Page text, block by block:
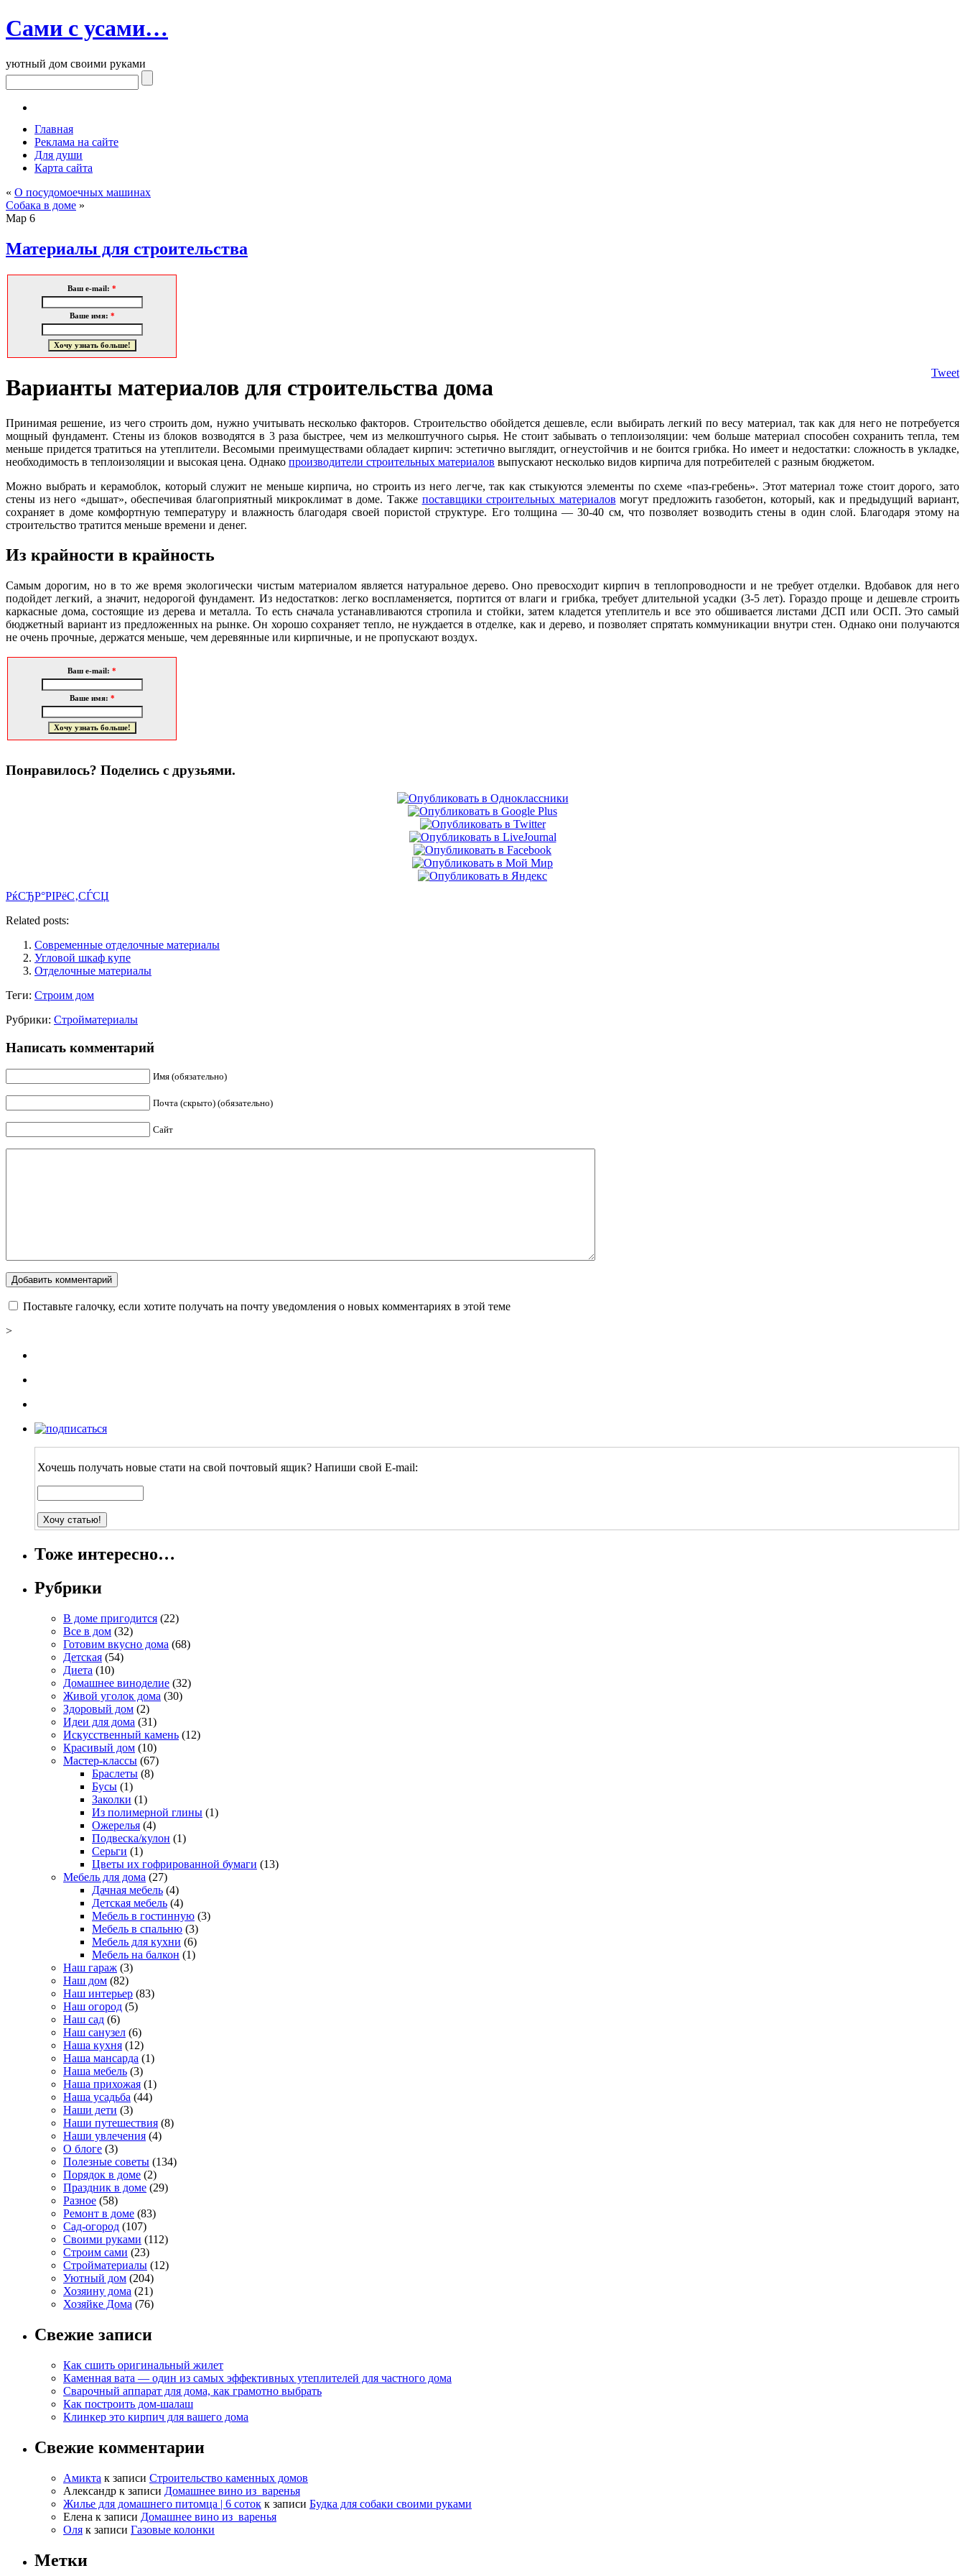
Сами с усами…
уютный дом своими руками
Главная
Реклама на сайте
Для души
Карта сайта
« О посудомоечных машинах
Собака в доме »
Мар 6
Материалы для строительства
Ваш e-mail: *
Ваше имя: *
Tweet
Варианты материалов для строительства дома
Принимая решение, из чего строить дом, нужно учитывать несколько факторов. Строительство обойдется дешевле, если выбирать легкий по весу материал, так как для него не потребуется
мощный фундамент. Стены из блоков возводятся в 3 раза быстрее, чем из мелкоштучного сырья. Не стоит забывать о теплоизоляции: чем больше материал способен сохранить тепла, тем
меньше придется тратиться на утеплители. Весомыми преимуществами обладает кирпич: эстетично выглядит, огнеустойчив и не боится грибка. Но имеет и недостатки: сложность в укладке,
необходимость в теплоизоляции и высокая цена. Однако производители строительных материалов выпускают несколько видов кирпича для потребителей с разным бюджетом.
Можно выбрать и керамоблок, который служит не меньше кирпича, но строить из него легче, так как стыкуются элементы по схеме «паз-гребень». Этот материал тоже стоит дорого, зато
стены из него «дышат», обеспечивая благоприятный микроклимат в доме. Также поставщики строительных материалов могут предложить газобетон, который, как и предыдущий вариант,
сохраняет в доме комфортную температуру и влажность благодаря своей пористой структуре. Его толщина — 30-40 см, что позволяет возводить стены в один слой. Благодаря этому на
строительство тратится меньше времени и денег.
Из крайности в крайность
Самым дорогим, но в то же время экологически чистым материалом является натуральное дерево. Оно превосходит кирпич в теплопроводности и не требует отделки. Вдобавок для него
подойдет легкий, а значит, недорогой фундамент. Из недостатков: легко воспламеняется, портится от влаги и грибка, требует длительной усадки (3-5 лет). Гораздо проще и дешевле строить
каркасные дома, состоящие из дерева и металла. То есть сначала устанавливаются стропила и стойки, затем кладется утеплитель и все это обшивается листами ДСП или ОСП. Это самый
бюджетный вариант из предложенных на рынке. Он хорошо сохраняет тепло, не нуждается в отделке, как и дерево, и позволяет спрятать коммуникации внутри стен. Однако они получаются
не очень прочные, держатся меньше, чем деревянные или кирпичные, и не пропускают воздух.
Ваш e-mail: *
Ваше имя: *
Понравилось? Поделись с друзьями.
РќСЂР°РІРёС‚СЃСЏ
Related posts:
Современные отделочные материалы
Угловой шкаф купе
Отделочные материалы
Теги: Строим дом
Рубрики: Стройматериалы
Написать комментарий
Имя (обязательно)
Почта (скрыто) (обязательно)
Сайт
Поставьте галочку, если хотите получать на почту уведомления о новых комментариях в этой теме
>
Хочешь получать новые стати на свой почтовый ящик? Напиши свой E-mail:
Тоже интересно…
Рубрики
В доме пригодится (22)
Все в дом (32)
Готовим вкусно дома (68)
Детская (54)
Диета (10)
Домашнее виноделие (32)
Живой уголок дома (30)
Здоровый дом (2)
Идеи для дома (31)
Искусственный камень (12)
Красивый дом (10)
Мастер-классы (67)
Браслеты (8)
Бусы (1)
Заколки (1)
Из полимерной глины (1)
Ожерелья (4)
Подвеска/кулон (1)
Серьги (1)
Цветы их гофрированной бумаги (13)
Мебель для дома (27)
Дачная мебель (4)
Детская мебель (4)
Мебель в гостинную (3)
Мебель в спальню (3)
Мебель для кухни (6)
Мебель на балкон (1)
Наш гараж (3)
Наш дом (82)
Наш интерьер (83)
Наш огород (5)
Наш сад (6)
Наш санузел (6)
Наша кухня (12)
Наша мансарда (1)
Наша мебель (3)
Наша прихожая (1)
Наша усадьба (44)
Наши дети (3)
Наши путешествия (8)
Наши увлечения (4)
О блоге (3)
Полезные советы (134)
Порядок в доме (2)
Праздник в доме (29)
Разное (58)
Ремонт в доме (83)
Сад-огород (107)
Своими руками (112)
Строим сами (23)
Стройматериалы (12)
Уютный дом (204)
Хозяину дома (21)
Хозяйке Дома (76)
Свежие записи
Как сшить оригинальный жилет
Каменная вата — один из самых эффективных утеплителей для частного дома
Сварочный аппарат для дома, как грамотно выбрать
Как построить дом-шалаш
Клинкер это кирпич для вашего дома
Свежие комментарии
Амикта к записи Строительство каменных домов
Александр к записи Домашнее вино из варенья
Жилье для домашнего питомца | 6 соток к записи Будка для собаки своими руками
Елена к записи Домашнее вино из варенья
Оля к записи Газовые колонки
Метки